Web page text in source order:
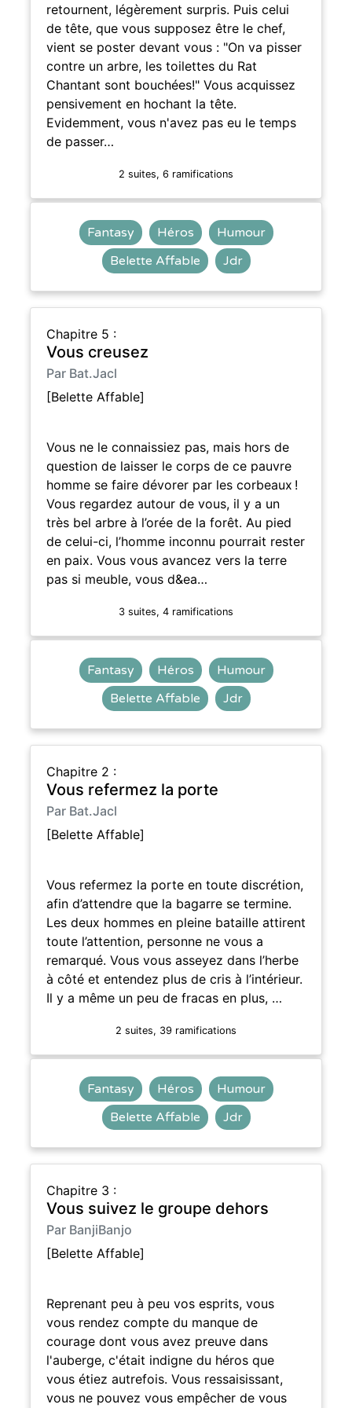
retournent, légèrement surpris. Puis celui
de tête, que vous supposez être le chef,
vient se poster devant vous : "On va pisser
contre un arbre, les toilettes du Rat
Chantant sont bouchées!" Vous acquissez
pensivement en hochant la tête.
Evidemment, vous n'avez pas eu le temps
de passer…
2 suites, 6 ramifications
Fantasy Héros
Humour
Belette Affable
Jdr
Chapitre 5 :
Vous creusez
Par Bat.Jacl
[Belette Affable]
Vous ne le connaissiez pas, mais hors de
question de laisser le corps de ce pauvre
homme se faire dévorer par les corbeaux !
Vous regardez autour de vous, il y a un
très bel arbre à l’orée de la forêt. Au pied
de celui-ci, l’homme inconnu pourrait rester
en paix. Vous vous avancez vers la terre
pas si meuble, vous d&ea…
3 suites, 4 ramifications
Fantasy Héros
Humour
Belette Affable
Jdr
Chapitre 2 :
Vous refermez la porte
Par Bat.Jacl
[Belette Affable]
Vous refermez la porte en toute discrétion,
afin d’attendre que la bagarre se termine.
Les deux hommes en pleine bataille attirent
toute l’attention, personne ne vous a
remarqué. Vous vous asseyez dans l’herbe
à côté et entendez plus de cris à l’intérieur.
Il y a même un peu de fracas en plus, …
2 suites, 39 ramifications
Fantasy Héros
Humour
Belette Affable
Jdr
Chapitre 3 :
Vous suivez le groupe dehors
Par BanjiBanjo
[Belette Affable]
Reprenant peu à peu vos esprits, vous
vous rendez compte du manque de
courage dont vous avez preuve dans
l'auberge, c'était indigne du héros que
vous étiez autrefois. Vous ressaisissant,
vous ne pouvez vous empêcher de vous